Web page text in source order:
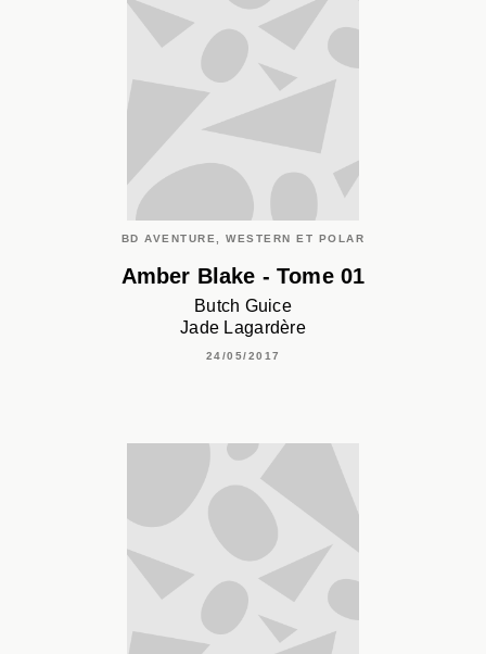
BD AVENTURE, WESTERN ET POLAR
Amber Blake - Tome 01
Butch Guice
Jade Lagardère
24/05/2017